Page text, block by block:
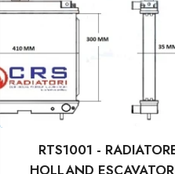
RTS1001 -
HOLLAND